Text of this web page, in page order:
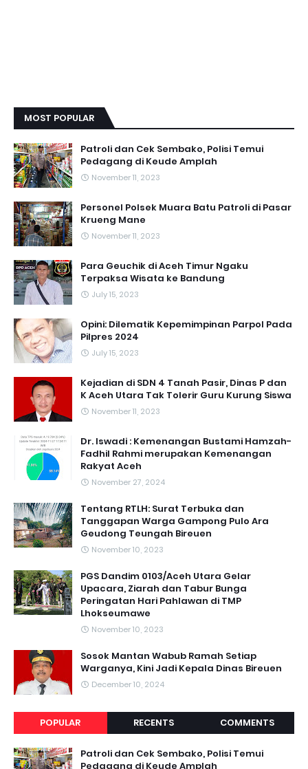
MOST POPULAR
Patroli dan Cek Sembako, Polisi Temui
Pedagang di Keude Amplah
November 11, 2023
Personel Polsek Muara Batu Patroli di Pasar
Krueng Mane
November 11, 2023
Para Geuchik di Aceh Timur Ngaku
Terpaksa Wisata ke Bandung
July 15, 2023
Opini: Dilematik Kepemimpinan Parpol Pada
Pilpres 2024
July 15, 2023
Kejadian di SDN 4 Tanah Pasir, Dinas P dan
K Aceh Utara Tak Tolerir Guru Kurung Siswa
November 11, 2023
Dr. Iswadi : Kemenangan Bustami Hamzah-
Fadhil Rahmi merupakan Kemenangan
Rakyat Aceh
November 27, 2024
Tentang RTLH: Surat Terbuka dan
Tanggapan Warga Gampong Pulo Ara
Geudong Teungah Bireuen
November 10, 2023
PGS Dandim 0103/Aceh Utara Gelar
Upacara, Ziarah dan Tabur Bunga
Peringatan Hari Pahlawan di TMP
Lhokseumawe
November 10, 2023
Sosok Mantan Wabub Ramah Setiap
Warganya, Kini Jadi Kepala Dinas Bireuen
December 10, 2024
POPULAR RECENTS COMMENTS
Patroli dan Cek Sembako, Polisi Temui
Pedagang di Keude Amplah